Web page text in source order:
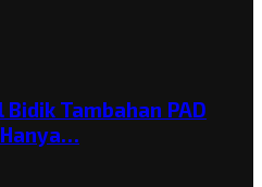
Bidik Tambahan PAD